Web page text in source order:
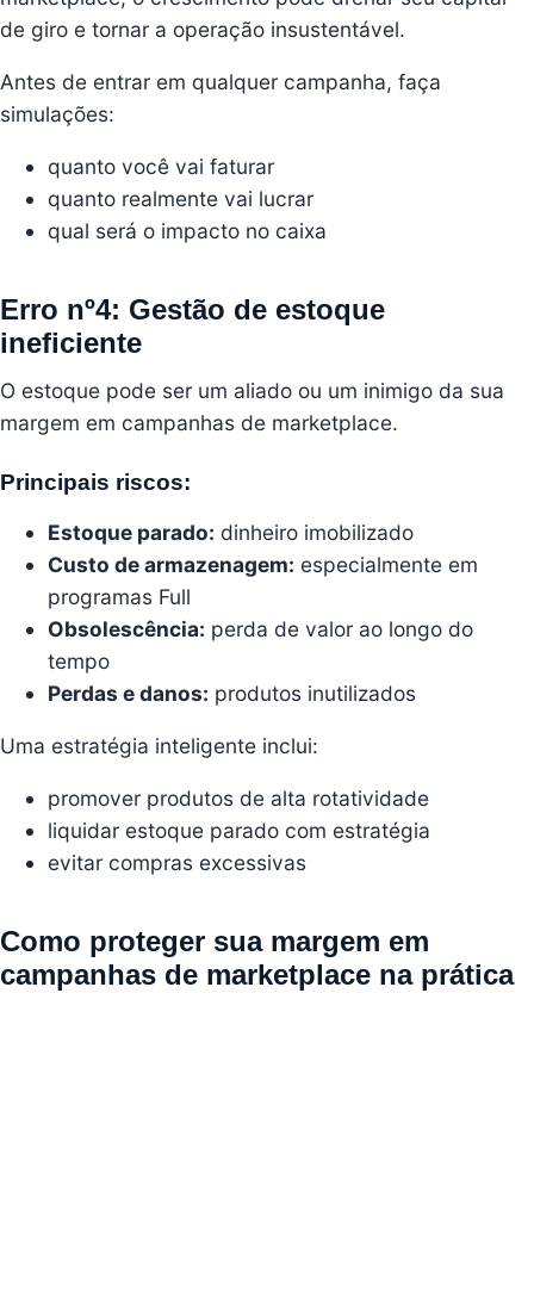
de giro e tornar a operação insustentável.
Antes de entrar em qualquer campanha, faça
simulações:
quanto você vai faturar
quanto realmente vai lucrar
qual será o impacto no caixa
Erro nº4: Gestão de estoque
ineficiente
O estoque pode ser um aliado ou um inimigo da sua
margem em campanhas de marketplace.
Principais riscos:
Estoque parado: dinheiro imobilizado
Custo de armazenagem: especialmente em
programas Full
Obsolescência: perda de valor ao longo do
tempo
Perdas e danos: produtos inutilizados
Uma estratégia inteligente inclui:
promover produtos de alta rotatividade
liquidar estoque parado com estratégia
evitar compras excessivas
Como proteger sua margem em
campanhas de marketplace na prática